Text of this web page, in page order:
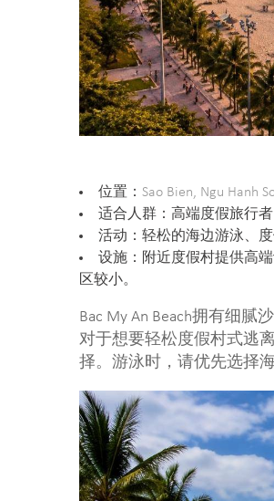
位置： Sao Bien, Ngu Hanh
适合人群：高端度假旅行
活动：轻松的海边游泳、
设施：附近度假村提供高
区较小。
Bac My An Beach拥有细
对于想要轻松度假村式逃
择。游泳时，请优先选择